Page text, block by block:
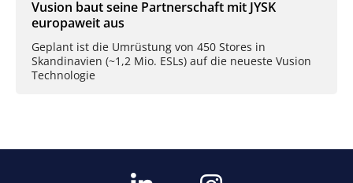
Vusion baut seine Partnerschaft mit JYSK
europaweit aus
Geplant ist die Umrüstung von 450 Stores in
Skandinavien (~1,2 Mio. ESLs) auf die neueste Vusion
Technologie